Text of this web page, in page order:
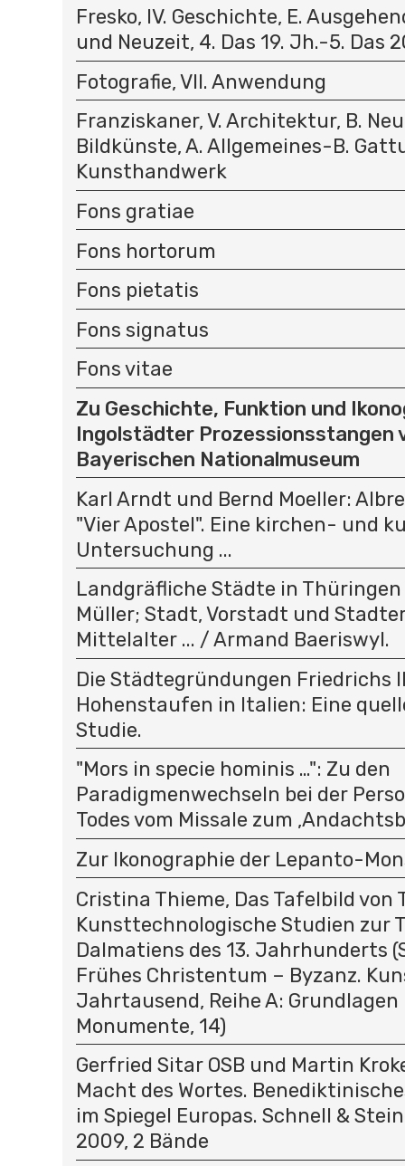
Fresko, IV. Geschichte, E.
und Neuzeit, 4. Das 19. Jh.-5. Das
Fotografie, VII. Anwendung
Franziskaner, V. Architektur, B.
Bildkünste, A. Allgemeines-B.
Kunsthandwerk
Fons gratiae
Fons hortorum
Fons pietatis
Fons signatus
Fons vitae
Zu Geschichte, Funktion und
Ingolstädter Prozessionsstangen
Bayerischen Nationalmuseum
Karl Arndt und Bernd Moeller:
"Vier Apostel". Eine kirchen- und
Untersuchung ...
Landgräfliche Städte in
Müller; Stadt, Vorstadt und
Mittelalter ... / Armand Baeriswyl.
Die Städtegründungen Friedrichs
Hohenstaufen in Italien: Eine
Studie.
"Mors in specie hominis …": Zu den
Paradigmenwechseln bei der
Todes vom Missale zum
Zur Ikonographie der Lepanto-
Cristina Thieme, Das Tafelbild von
Kunsttechnologische Studien zur
Dalmatiens des 13. Jahrhunderts
Frühes Christentum – Byzanz.
Jahrtausend, Reihe A: Grundlagen
Monumente, 14)
Gerfried Sitar OSB und Martin
Macht des Wortes.
im Spiegel Europas. Schnell &
2009, 2 Bände